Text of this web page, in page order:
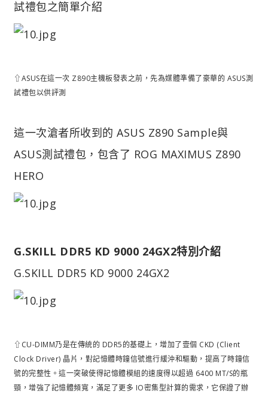
試禮包之簡單介紹
⇧ASUS在這一次 Z890主機板發表之前，先為媒體準備了豪華的 ASUS測
試禮包以供評測
這一次滄者所收到的 ASUS Z890 Sample與
ASUS測試禮包，包含了 ROG MAXIMUS Z890
HERO
G.SKILL DDR5 KD 9000 24GX2特別介紹
G.SKILL DDR5 KD 9000 24GX2
⇧CU-DIMM乃是在傳統的 DDR5的基礎上，增加了壹個 CKD (Client
Clock Driver) 晶片，對記憶體時鐘信號進行緩沖和驅動，提高了時鐘信
號的完整性。這一突破使得記憶體模組的速度得以超過 6400 MT/S的瓶
頸，增強了記憶體頻寬，滿足了更多 IO密集型計算的需求，它保證了辦